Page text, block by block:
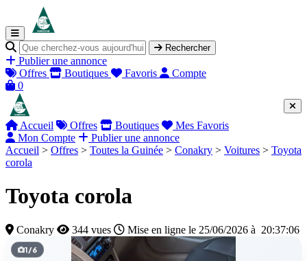
Rechercher
Publier une annonce
Offres
Boutiques Favoris
Compte
0
Accueil Offres Boutiques
Mes Favoris
Mon Compte
Publier une annonce
Accueil > Offres > Toutes la Guinée > Conakry > Voitures > Toyota
corola
Toyota corola
Conakry 344 vues Mise en ligne le 25/06/2026 à 20:37:06
1/6